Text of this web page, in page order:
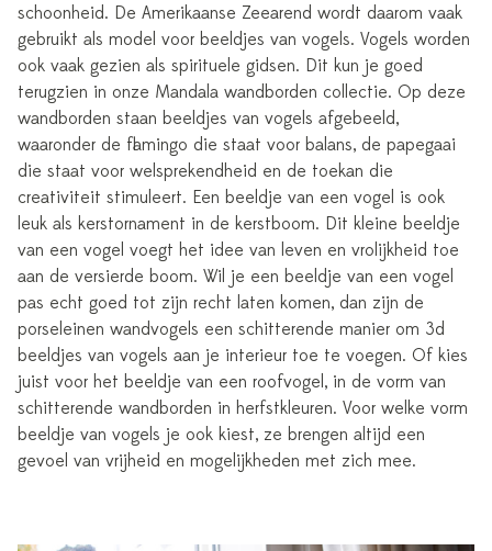
schoonheid. De Amerikaanse Zeearend wordt daarom vaak
gebruikt als model voor beeldjes van vogels. Vogels worden
ook vaak gezien als spirituele gidsen. Dit kun je goed
terugzien in onze Mandala wandborden collectie. Op deze
wandborden staan beeldjes van vogels afgebeeld,
waaronder de flamingo die staat voor balans, de papegaai
die staat voor welsprekendheid en de toekan die
creativiteit stimuleert. Een beeldje van een vogel is ook
leuk als kerstornament in de kerstboom. Dit kleine beeldje
van een vogel voegt het idee van leven en vrolijkheid toe
aan de versierde boom. Wil je een beeldje van een vogel
pas echt goed tot zijn recht laten komen, dan zijn de
porseleinen wandvogels een schitterende manier om 3d
beeldjes van vogels aan je interieur toe te voegen. Of kies
juist voor het beeldje van een roofvogel, in de vorm van
schitterende wandborden in herfstkleuren. Voor welke vorm
beeldje van vogels je ook kiest, ze brengen altijd een
gevoel van vrijheid en mogelijkheden met zich mee.